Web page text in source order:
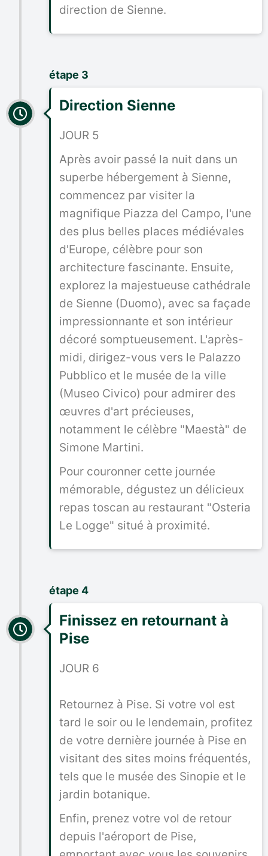
direction de Sienne.
étape 3
Direction Sienne
JOUR 5
Après avoir passé la nuit dans un
superbe hébergement à Sienne,
commencez par visiter la
magnifique Piazza del Campo, l'une
des plus belles places médiévales
d'Europe, célèbre pour son
architecture fascinante. Ensuite,
explorez la majestueuse cathédrale
de Sienne (Duomo), avec sa façade
impressionnante et son intérieur
décoré somptueusement. L'après-
midi, dirigez-vous vers le Palazzo
Pubblico et le musée de la ville
(Museo Civico) pour admirer des
œuvres d'art précieuses,
notamment le célèbre "Maestà" de
Simone Martini.
Pour couronner cette journée
mémorable, dégustez un délicieux
repas toscan au restaurant "Osteria
Le Logge" situé à proximité.
étape 4
Finissez en retournant à
Pise
JOUR 6
Retournez à Pise. Si votre vol est
tard le soir ou le lendemain, profitez
de votre dernière journée à Pise en
visitant des sites moins fréquentés,
tels que le musée des Sinopie et le
jardin botanique.
Enfin, prenez votre vol de retour
depuis l'aéroport de Pise,